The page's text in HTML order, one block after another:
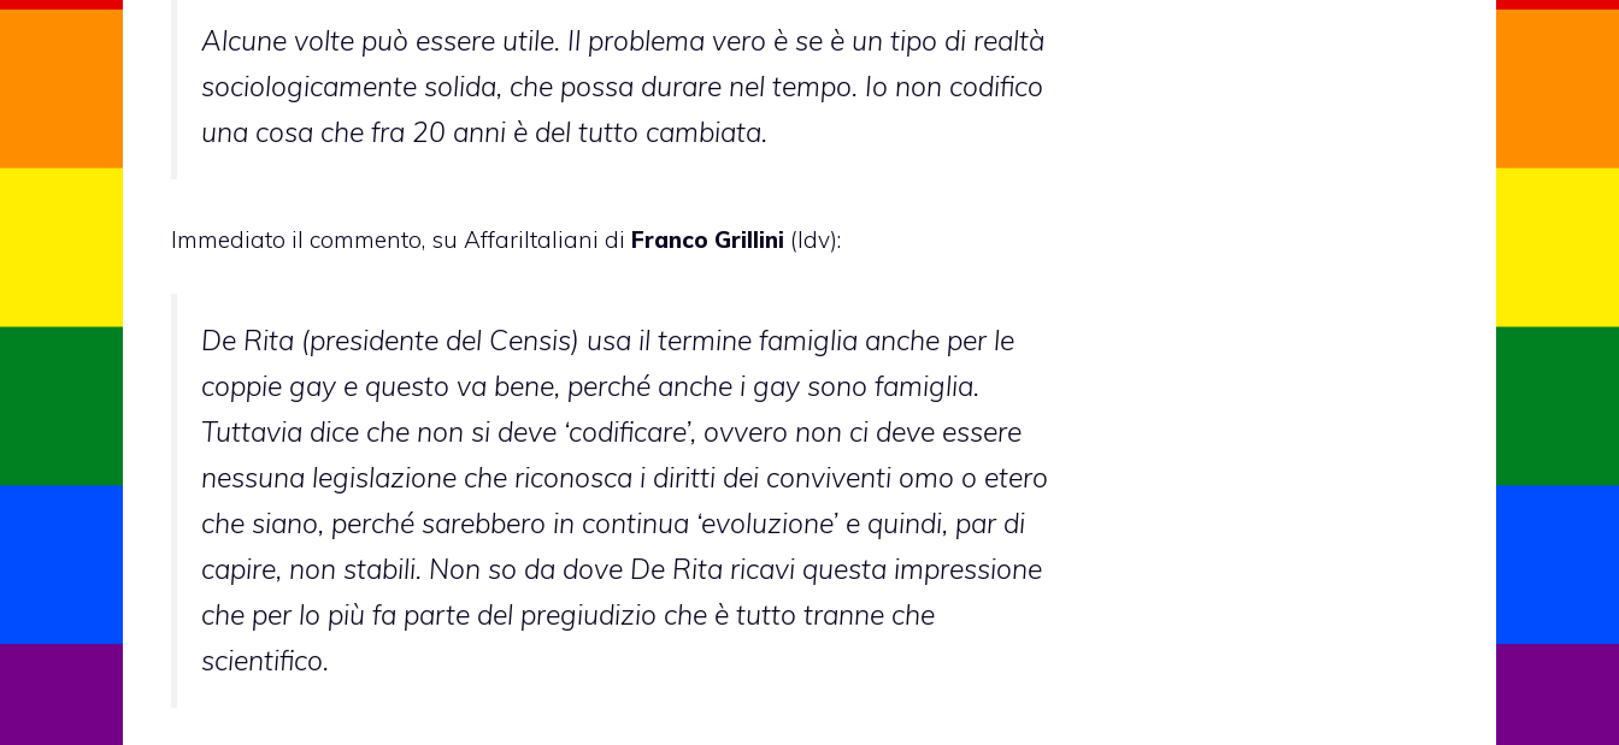
Alcune volte può essere utile. Il problema vero è se è un tipo di realtà
sociologicamente solida, che possa durare nel tempo. Io non codifico
una cosa che fra 20 anni è del tutto cambiata.
Immediato il commento, su AffariItaliani di Franco Grillini (Idv):
De Rita (presidente del Censis) usa il termine famiglia anche per le
coppie gay e questo va bene, perché anche i gay sono famiglia.
Tuttavia dice che non si deve ‘codificare’, ovvero non ci deve essere
nessuna legislazione che riconosca i diritti dei conviventi omo o etero
che siano, perché sarebbero in continua ‘evoluzione’ e quindi, par di
capire, non stabili. Non so da dove De Rita ricavi questa impressione
che per lo più fa parte del pregiudizio che è tutto tranne che
scientifico.